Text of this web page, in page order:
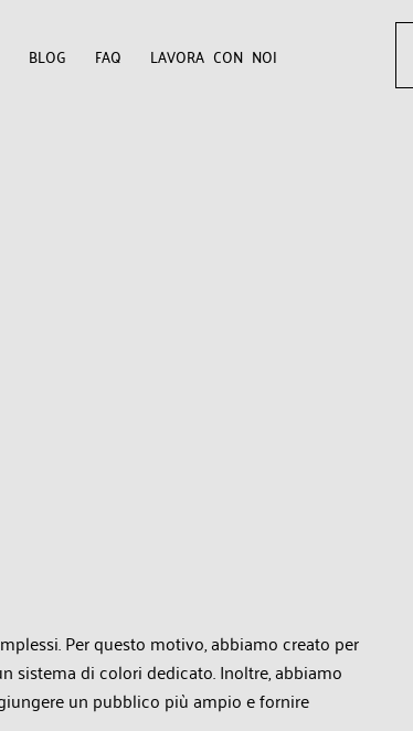
BLOG FAQ LAVORA CON NOI
Per questo motivo, abbiamo creato per
sistema di colori dedicato. Inoltre, abbiamo
un pubblico più ampio e fornire